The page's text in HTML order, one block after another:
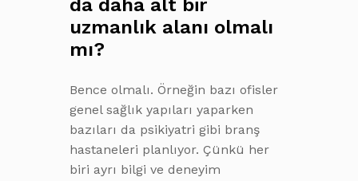
da daha alt bir
uzmanlık alanı olmalı
mı?
Bence olmalı. Örneğin bazı ofisler
genel sağlık yapıları yaparken
bazıları da psikiyatri gibi branş
hastaneleri planlıyor. Çünkü her
biri ayrı bilgi ve deneyim